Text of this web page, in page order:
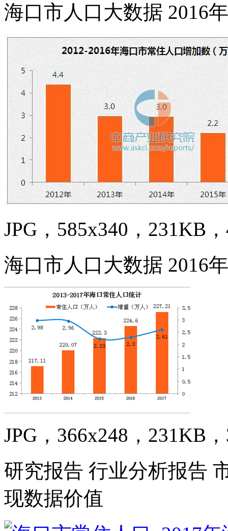
海口市人口大数据 2016
JPG，585x340，231KB
海口市人口大数据 2016
JPG，366x248，231KB
研究报告 行业分析报告
现数据价值